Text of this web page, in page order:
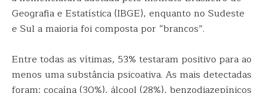
Geografia e Estatística (IBGE), enquanto no Sudeste
e Sul a maioria foi composta por “brancos”.
Entre todas as vítimas, 53% testaram positivo para ao
menos uma substância psicoativa. As mais detectadas